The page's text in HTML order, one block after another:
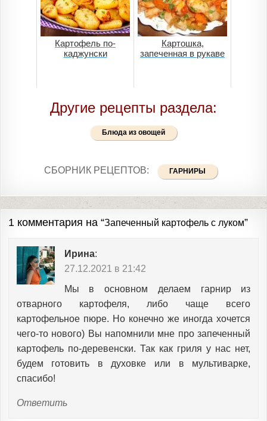
Картофель по-
каджунски
Картошка,
запеченная в рукаве
Другие рецепты раздела:
Блюда из овощей
СБОРНИК РЕЦЕПТОВ: ГАРНИРЫ
1 комментария на “Запеченный картофель с луком”
Ирина:
27.12.2021 в 21:42
Мы в основном делаем гарнир из
отварного картофеля, либо чаще всего
картофельное пюре. Но конечно же иногда хочется
чего-то нового) Вы напомнили мне про запеченный
картофель по-деревенски. Так как гриля у нас нет,
будем готовить в духовке или в мультиварке,
спасибо!
Ответить